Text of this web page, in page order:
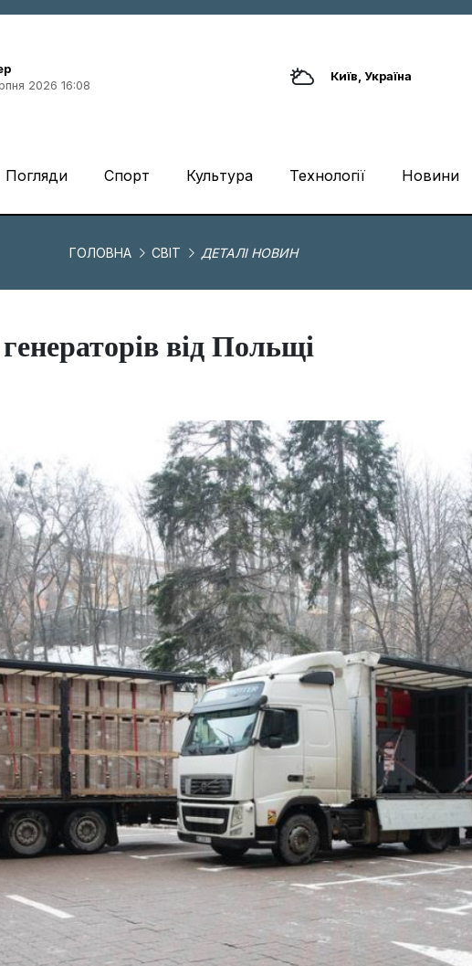
2026 16:08
Київ, Україна
Погляди Спорт Культура Технології Новини
ГОЛОВНА СВІТ ДЕТАЛІ НОВИН
від Польщі